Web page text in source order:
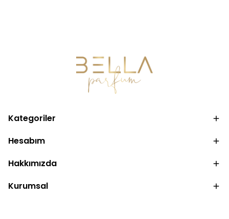
Kategoriler
Hesabım
Hakkımızda
Kurumsal